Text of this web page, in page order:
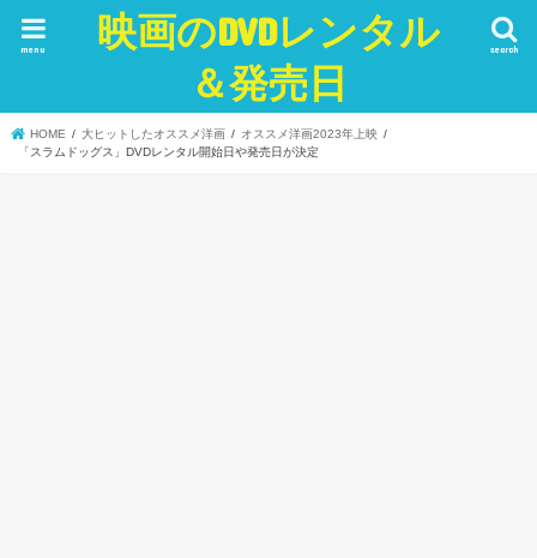
映画のDVDレンタル
＆発売日
search
menu
HOME 大ヒットしたオススメ洋画
オススメ洋画2023年上映
「スラムドッグス」DVDレンタル開始日や発売日が決定